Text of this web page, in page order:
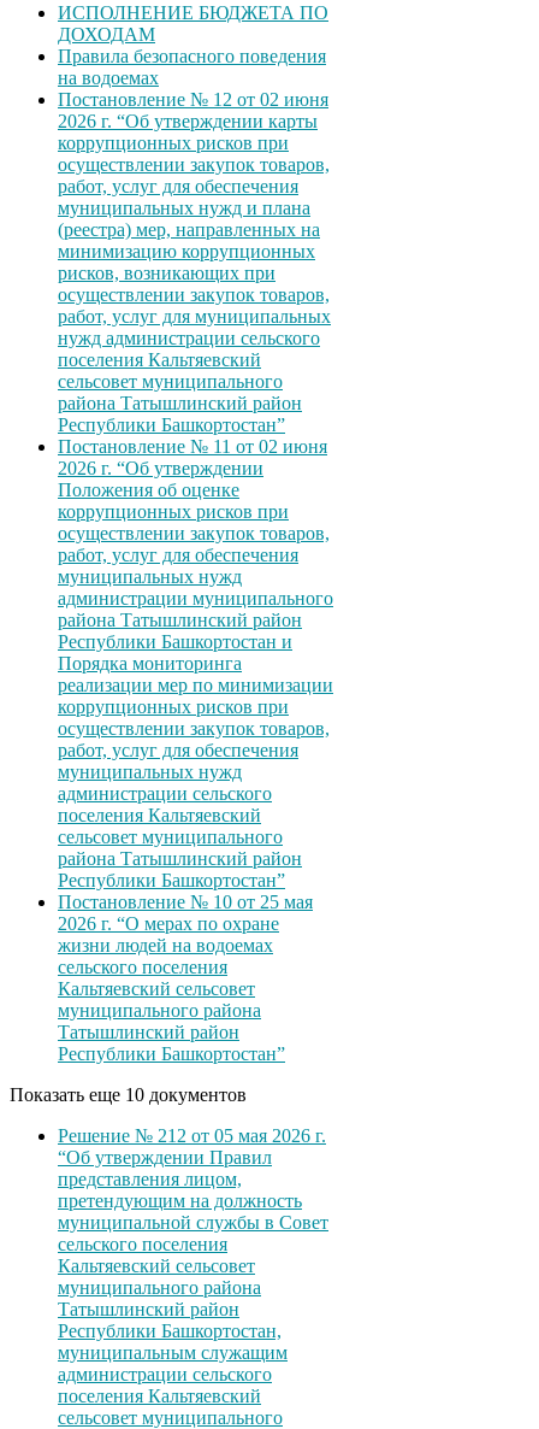
ИСПОЛНЕНИЕ БЮДЖЕТА ПО
ДОХОДАМ
Правила безопасного поведения
на водоемах
Постановление № 12 от 02 июня
2026 г. “Об утверждении карты
коррупционных рисков при
осуществлении закупок товаров,
работ, услуг для обеспечения
муниципальных нужд и плана
(реестра) мер, направленных на
минимизацию коррупционных
рисков, возникающих при
осуществлении закупок товаров,
работ, услуг для муниципальных
нужд администрации сельского
поселения Кальтяевский
сельсовет муниципального
района Татышлинский район
Республики Башкортостан”
Постановление № 11 от 02 июня
2026 г. “Об утверждении
Положения об оценке
коррупционных рисков при
осуществлении закупок товаров,
работ, услуг для обеспечения
муниципальных нужд
администрации муниципального
района Татышлинский район
Республики Башкортостан и
Порядка мониторинга
реализации мер по минимизации
коррупционных рисков при
осуществлении закупок товаров,
работ, услуг для обеспечения
муниципальных нужд
администрации сельского
поселения Кальтяевский
сельсовет муниципального
района Татышлинский район
Республики Башкортостан”
Постановление № 10 от 25 мая
2026 г. “О мерах по охране
жизни людей на водоемах
сельского поселения
Кальтяевский сельсовет
муниципального района
Татышлинский район
Республики Башкортостан”
Показать еще 10 документов
Решение № 212 от 05 мая 2026 г.
“Об утверждении Правил
представления лицом,
претендующим на должность
муниципальной службы в Совет
сельского поселения
Кальтяевский сельсовет
муниципального района
Татышлинский район
Республики Башкортостан,
муниципальным служащим
администрации сельского
поселения Кальтяевский
сельсовет муниципального